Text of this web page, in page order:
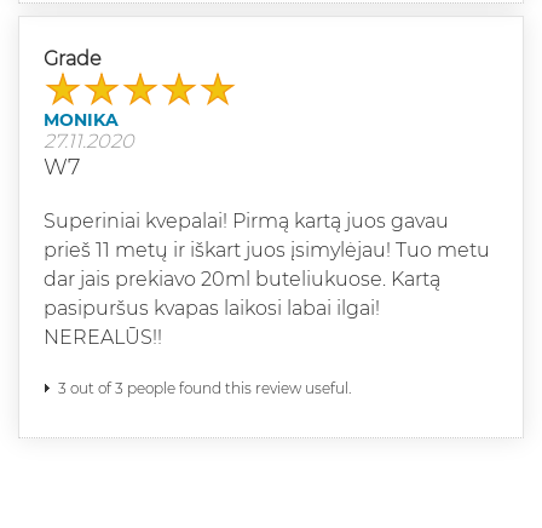
Grade
MONIKA
27.11.2020
W7
Superiniai kvepalai! Pirmą kartą juos gavau
prieš 11 metų ir iškart juos įsimylėjau! Tuo metu
dar jais prekiavo 20ml buteliukuose. Kartą
pasipuršus kvapas laikosi labai ilgai!
NEREALŪS!!
3 out of 3 people found this review useful.